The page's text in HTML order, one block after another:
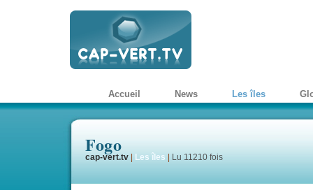
Accueil News Les îles
Fogo
cap-vert.tv Les îles Lu 11210 fois